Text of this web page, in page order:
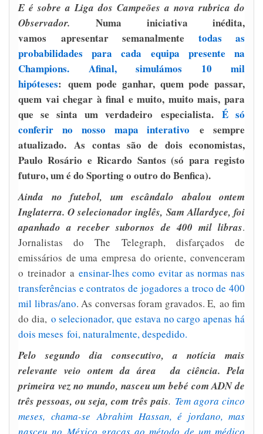
E é sobre a Liga dos Campeões a nova rubrica do
Observador.Numa iniciativa inédita,
vamos apresentar semanalmentetodas as
probabilidades para cada equipa presente na
Champions. Afinal, simulámos 10 mil
hipóteses: quem pode ganhar, quem pode passar,
quem vai chegar à final e muito, muito mais, para
que se sinta um verdadeiro especialista. É só
conferir no nosso mapa interativo e sempre
atualizado. As contas são de dois economistas,
Paulo Rosário e Ricardo Santos (só para registo
futuro, um é do Sporting o outro do Benfica).
Ainda no futebol, um escândalo abalou ontem
Inglaterra. O selecionador inglês, Sam Allardyce, foi
apanhado a receber subornos de 400 mil libras.
Jornalistas do The Telegraph, disfarçados de
emissários de uma empresa do oriente, convenceram
o treinador a ensinar-lhes como evitar as normas nas
transferências e contratos de jogadores a troco de 400
mil libras/ano. As conversas foram gravados. E, ao fim
do dia,o selecionador, que estava no cargo apenas há
dois meses foi, naturalmente, despedido.
Pelo segundo dia consecutivo, a notícia mais
relevante veio ontem da área da ciência. Pela
primeira vez no mundo, nasceu um bebé com ADN de
três pessoas, ou seja, com três pais. Tem agora cinco
meses, chama-se Abrahim Hassan, é jordano, mas